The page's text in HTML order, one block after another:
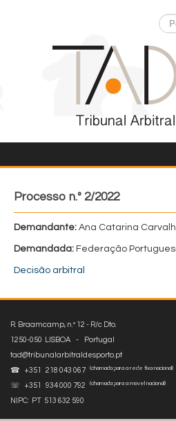
Processo n.º 2/2022
Demandante: Ana Catarina
Demandada: Federação
Decisão arbitral
R. Braamcamp, n.º 12 - R/c Dto.
1250-050 LISBOA - Portugal
tad@tribunalarbitraldesporto.pt
☎ +351 218 043 067
(chamada para a rede fixa nacional)
☏ +351 934 000 792 (chamada para a móvel nacional)
NIPC: PT 513 632 590